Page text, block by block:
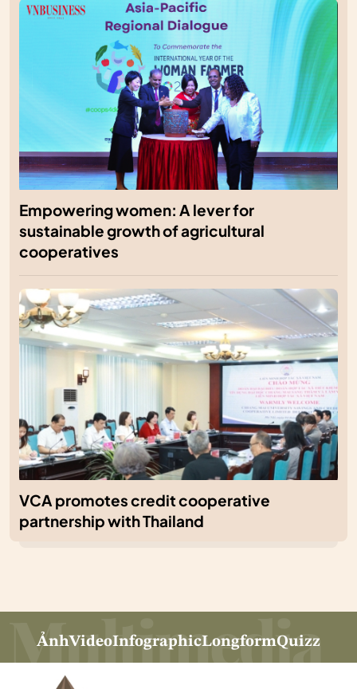
Empowering women: A lever for
sustainable growth of agricultural
cooperatives
VCA promotes credit cooperative
partnership with Thailand
ẢnhVideoInfographicLongformQuizz